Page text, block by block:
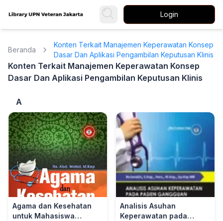
Login
Beranda
Konten Terkait Manajemen Keperawatan Konsep
Dasar Dan Aplikasi Pengambilan Keputusan Klinis
Konten Terkait Manajemen Keperawatan Konsep
Dasar Dan Aplikasi Pengambilan Keputusan Klinis
A
Agama dan Kesehatan
untuk Mahasiswa
Analisis Asuhan
Keperawatan pada